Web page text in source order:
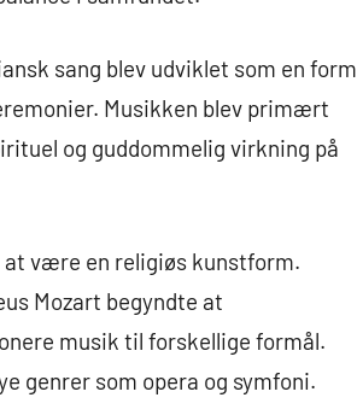
sang blev udviklet som en form
Musikken blev primært
og guddommelig virkning på
være en religiøs kunstform.
Mozart begyndte at
musik til forskellige formål.
genrer som opera og symfoni.